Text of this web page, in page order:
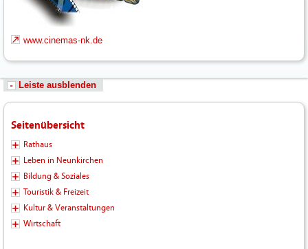
www.cinemas-nk.de
Leiste ausblenden
Seitenübersicht
Rathaus
Leben in Neunkirchen
Bildung & Soziales
Touristik & Freizeit
Kultur & Veranstaltungen
Wirtschaft